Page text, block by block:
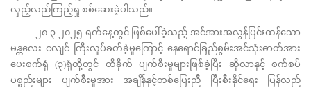
လှည့်လည်ကြည့်ရှု စစ်ဆေးခဲ့ပါသည်။
၂၈-၃-၂၀၂၅ ရက်နေ့တွင် ဖြစ်ပေါ်ခဲ့သည့် အင်အားအလွန်ပြင်းထန်သော
မန္တလေး ငလျင် ကြီးလှုပ်ခတ်ခဲ့မှုကြောင့် နေရောင်ခြည်စွမ်းအင်သုံးဓာတ်အား
ပေးစက်ရုံ (၃)ရုံတို့တွင် ထိခိုက် ပျက်စီးမှုများဖြစ်ခဲ့ပြီး ဆိုလာနှင့် စက်စပ်
ပစ္စည်းများ ပျက်စီးမှုအား အချိန်နှင့်တစ်ပြေးညီ ပြီးစီးနိုင်ရေး ပြန်လည်